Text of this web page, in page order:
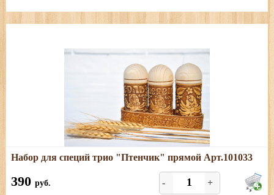
Подробнее
Размеры: длина - 15,5 см; ширина - 5,5 см; высота - 10
Набор для специй трио "Птенчик" прямой Арт.101033
390 руб. - +